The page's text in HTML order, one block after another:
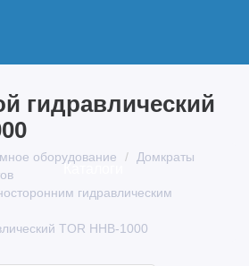
Каталоги
гидравлический
оборудование
Домкраты
гидравлическим
TOR HHB-1000